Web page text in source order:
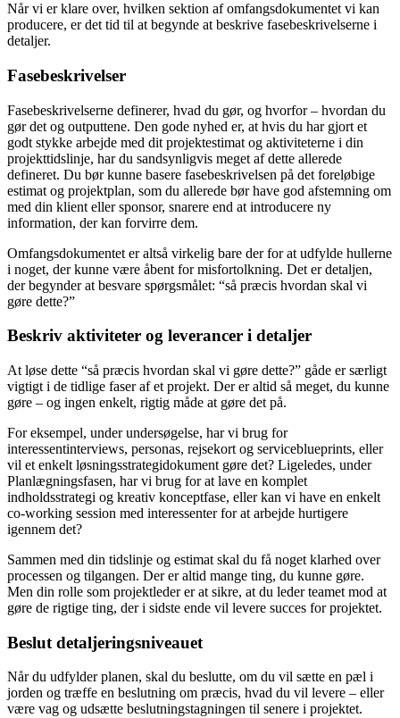
Når vi er klare over, hvilken sektion af omfangsdokumentet vi kan
producere, er det tid til at begynde at beskrive fasebeskrivelserne i
detaljer.
Fasebeskrivelser
Fasebeskrivelserne definerer, hvad du gør, og hvorfor – hvordan du
gør det og outputtene. Den gode nyhed er, at hvis du har gjort et
godt stykke arbejde med dit projektestimat og aktiviteterne i din
projekttidslinje, har du sandsynligvis meget af dette allerede
defineret. Du bør kunne basere fasebeskrivelsen på det foreløbige
estimat og projektplan, som du allerede bør have god afstemning om
med din klient eller sponsor, snarere end at introducere ny
information, der kan forvirre dem.
Omfangsdokumentet er altså virkelig bare der for at udfylde hullerne
i noget, der kunne være åbent for misfortolkning. Det er detaljen,
der begynder at besvare spørgsmålet: “så præcis hvordan skal vi
gøre dette?”
Beskriv aktiviteter og leverancer i detaljer
At løse dette “så præcis hvordan skal vi gøre dette?” gåde er særligt
vigtigt i de tidlige faser af et projekt. Der er altid så meget, du kunne
gøre – og ingen enkelt, rigtig måde at gøre det på.
For eksempel, under undersøgelse, har vi brug for
interessentinterviews, personas, rejsekort og serviceblueprints, eller
vil et enkelt løsningsstrategidokument gøre det? Ligeledes, under
Planlægningsfasen, har vi brug for at lave en komplet
indholdsstrategi og kreativ konceptfase, eller kan vi have en enkelt
co-working session med interessenter for at arbejde hurtigere
igennem det?
Sammen med din tidslinje og estimat skal du få noget klarhed over
processen og tilgangen. Der er altid mange ting, du kunne gøre.
Men din rolle som projektleder er at sikre, at du leder teamet mod at
gøre de rigtige ting, der i sidste ende vil levere succes for projektet.
Beslut detaljeringsniveauet
Når du udfylder planen, skal du beslutte, om du vil sætte en pæl i
jorden og træffe en beslutning om præcis, hvad du vil levere – eller
være vag og udsætte beslutningstagningen til senere i projektet.